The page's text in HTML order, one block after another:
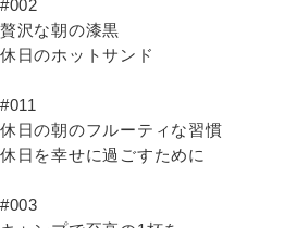
#002
贅沢な朝の漆黒
休日のホットサンド
#011
休日の朝のフルーティな習慣
休日を幸せに過ごすために
#003